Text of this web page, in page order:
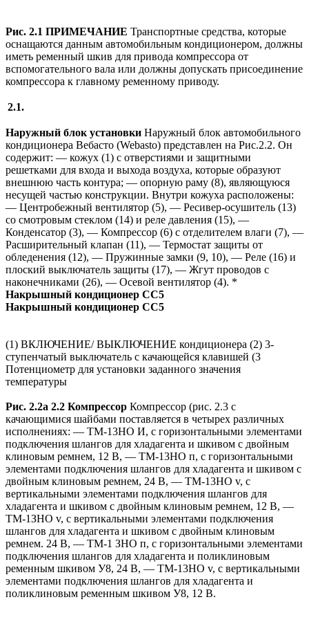
Рис. 2.1 ПРИМЕЧАНИЕ Транспортные средства, которые
оснащаются данным автомобильным кондиционером, должны
иметь ременный шкив для привода компрессора от
вспомогательного вала или должны допускать присоединение
компрессора к главному ременному приводу.
2.1.
Наружный блок установки Наружный блок автомобильного
кондиционера Вебасто (Webasto) представлен на Рис.2.2. Он
содержит: — кожух (1) с отверстиями и защитными
решетками для входа и выхода воздуха, которые образуют
внешнюю часть контура; — опорную раму (8), являющуюся
несущей частью конструкции. Внутри кожуха расположены:
— Центробежный вентилятор (5), — Ресивер-осушитель (13)
со смотровым стеклом (14) и реле давления (15), —
Конденсатор (3), — Компрессор (6) с отделителем влаги (7), —
Расширительный клапан (11), — Термостат защиты от
обледенения (12), — Пружинные замки (9, 10), — Реле (16) и
плоский выключатель защиты (17), — Жгут проводов с
наконечниками (26), — Осевой вентилятор (4). *
Накрышный кондиционер СС5
Накрышный кондиционер СС5
(1) ВКЛЮЧЕНИЕ/ ВЫКЛЮЧЕНИЕ кондиционера (2) 3-
ступенчатый выключатель с качающейся клавишей (3
Потенциометр для установки заданного значения
температуры
Рис. 2.2а 2.2 Компрессор Компрессор (рис. 2.3 с
качающимися шайбами поставляется в четырех различных
исполнениях: — ТМ-13НО И, с горизонтальными элементами
подключения шлангов для хладагента и шкивом с двойным
клиновым ремнем, 12 В, — ТМ-13НО п, с горизонтальными
элементами подключения шлангов для хладагента и шкивом с
двойным клиновым ремнем, 24 В, — ТМ-13НО v, с
вертикальными элементами подключения шлангов для
хладагента и шкивом с двойным клиновым ремнем, 12 В, —
ТМ-1ЗНО v, с вертикальными элементами подключения
шлангов для хладагента и шкивом с двойным клиновым
ремнем. 24 В, — ТМ-1 ЗНО п, с горизонтальными элементами
подключения шлангов для хладагента и поликлиновым
ременным шкивом У8, 24 В, — ТМ-13НО v, с вертикальными
элементами подключения шлангов для хладагента и
поликлиновым ременным шкивом У8, 12 В.